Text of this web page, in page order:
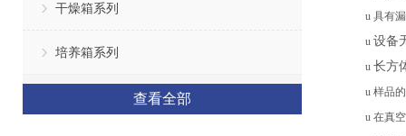
干燥箱系列
培养箱系列
查看全部
u 具有
u 设备
u 长方
u 样品
u 在真